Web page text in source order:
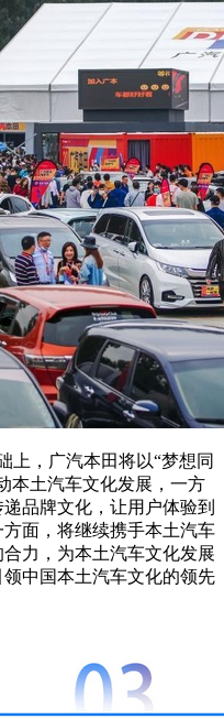
上，广汽本田将以“梦想同
本土汽车文化发展，一方
品牌文化，让用户体验到
面，将继续携手本土汽车
力，为本土汽车文化发展
中国本土汽车文化的领先